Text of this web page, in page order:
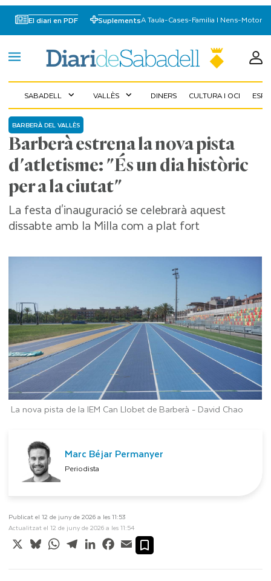
El diari en PDF SuplementsA Taula-Cases-Familia I Nens-Motor
SABADELL expand_more VALLÈS expand_more DINERS CULTURA I OCI
Barberà estrena la nova pista
d'atletisme: "És un dia històric
per a la ciutat"
BARBERÀ DEL VALLÈS
La festa d'inauguració se celebrarà aquest
dissabte amb la Milla com a plat fort
La nova pista de la IEM Can Llobet de Barberà - David Chao
Marc Béjar Permanyer
Periodista
Publicat el 12 de juny de 2026 a les 11:53
Actualitzat el 12 de juny de 2026 a les 11:54
X BlueskyWhatsApp
TelegramLinkedInFacebook
Email